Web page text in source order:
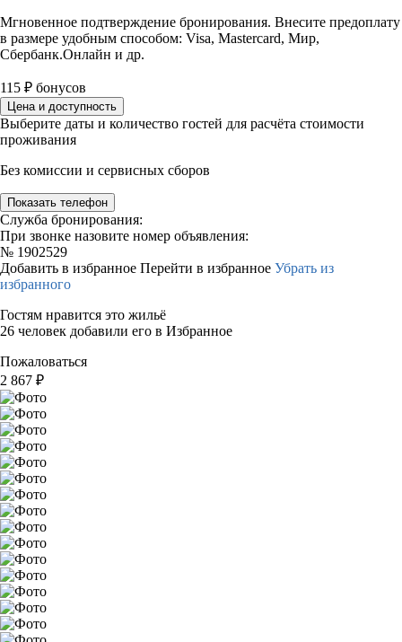
Мгновенное подтверждение бронирования. Внесите предоплату
в размере удобным способом: Visa, Mastercard, Мир,
Сбербанк.Онлайн и др.
115 ₽ бонусов
Цена и доступность
Выберите даты и количество гостей для расчёта стоимости
проживания
Без комиссии и сервисных сборов
Показать телефон
Служба бронирования:
При звонке назовите номер объявления:
№ 1902529
Добавить в избранное Перейти в избранное Убрать из
избранного
Гостям нравится это жильё
26 человек добавили его в Избранное
Пожаловаться
2 867 ₽